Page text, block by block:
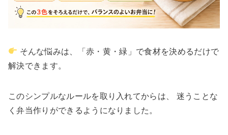
そんな悩みは、「赤・黄・緑」で食材を決めるだけで
解決できます。
このシンプルなルールを取り入れてからは、 迷うことな
く弁当作りができるようになりました。